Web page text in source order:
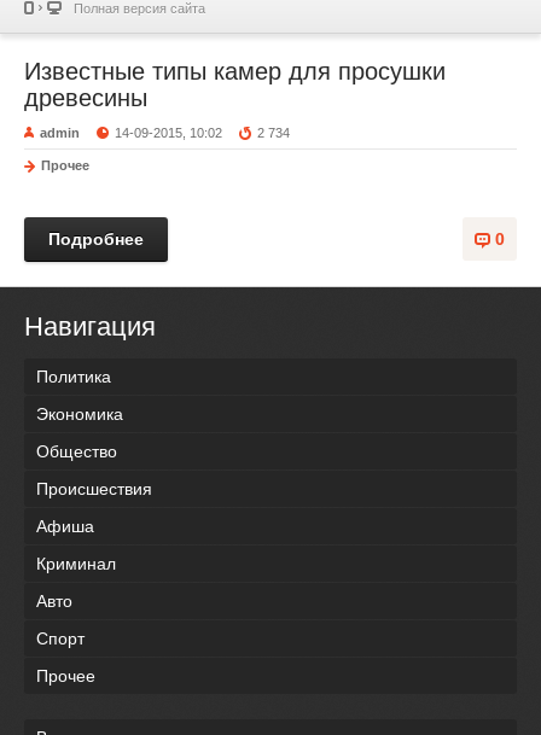
Полная версия сайта
Известные типы камер для просушки
древесины
admin 14-09-2015, 10:02 2 734
Прочее
0
Подробнее
Навигация
Политика
Экономика
Общество
Происшествия
Афиша
Криминал
Авто
Спорт
Прочее